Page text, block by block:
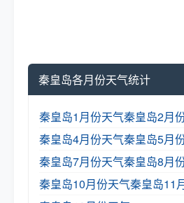
秦皇岛各月份天气统计
秦皇岛1月份天气秦皇岛2月
秦皇岛4月份天气秦皇岛5月
秦皇岛7月份天气秦皇岛8月
秦皇岛10月份天气秦皇岛11